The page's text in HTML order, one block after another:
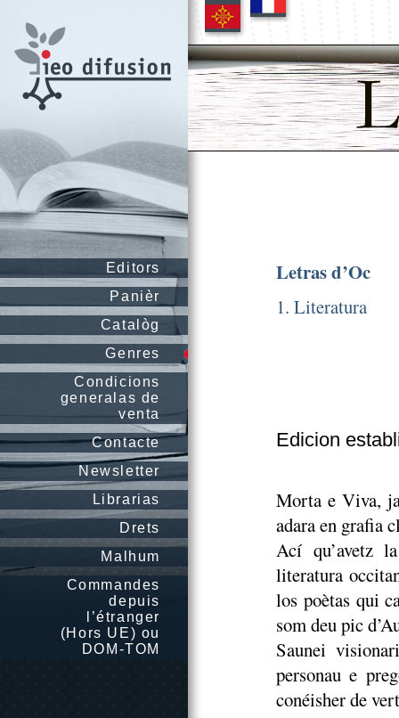
Editors
Panièr
Catalòg
Genres
Condicions
generalas de
venta
Contacte
Newsletter
Librarias
Drets
Malhum
Commandes
depuis
l’étranger
(Hors UE) ou
DOM-TOM
Letras d’Oc
1. Literatura
Edicion
Morta e Viva,
adara en grafia
Ací qu’avetz
literatura
los poètas qui
som deu pic
Saunei
personau e
conéisher de